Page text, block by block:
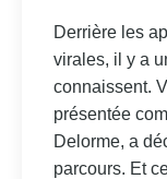
Derrière les
virales, il y a
connaissent.
présentée
Delorme, a
parcours. Et